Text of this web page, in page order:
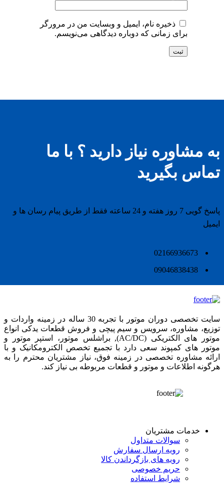
ذخیره نام، ایمیل و وبسایت من در مرورگر
برای زمانی که دوباره دیدگاهی می‌نویسم.
به مشاوره نیاز دارید ؟ با ما
تماس بگیرید
پاسخ گویی 7 روز هفته و 24 ساعته فقط از طریق پیام رسان ها و
ایمیل
02166936673
09046838438
سایت تخصصی دوران موتور با تجربه 30 ساله در زمینه واردات و
توزیع، مشاوره، سرویس و سیم پیچی و فروش قطعات یدکی انواع
موتور های الکتریکی (AC/DC), براشلس موتور، استپر موتور و
موتور های کمپوند سعی دارد با تجمیع تخصص الکترومکانیک و با
ارائه مشاوره تخصصی در زمینه فوق، نیاز مشتریان محترم را به
هرگونه اطلاعات و موتور و قطعات مربوطه بی نیاز کند.
خدمات مشتریان
سوالات متداول
رویه ارسال سفارش
رویه های بازگرداندن کالا
حریم خصوصی
شرایط استفاده